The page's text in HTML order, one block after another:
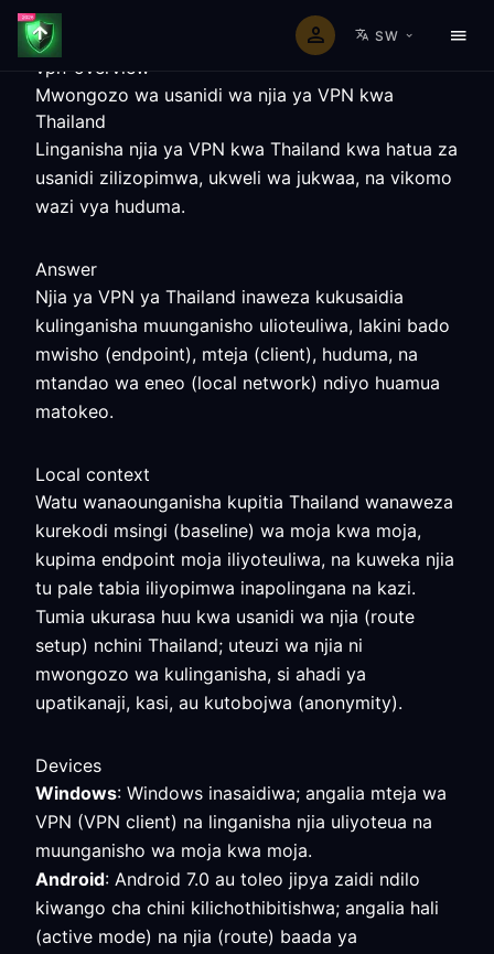
SW
vpn-overview
Mwongozo wa usanidi wa njia ya VPN kwa
Thailand
Linganisha njia ya VPN kwa Thailand kwa hatua za
usanidi zilizopimwa, ukweli wa jukwaa, na vikomo
wazi vya huduma.
Answer
Njia ya VPN ya Thailand inaweza kukusaidia
kulinganisha muunganisho ulioteuliwa, lakini bado
mwisho (endpoint), mteja (client), huduma, na
mtandao wa eneo (local network) ndiyo huamua
matokeo.
Local context
Watu wanaounganisha kupitia Thailand wanaweza
kurekodi msingi (baseline) wa moja kwa moja,
kupima endpoint moja iliyoteuliwa, na kuweka njia
tu pale tabia iliyopimwa inapolingana na kazi.
Tumia ukurasa huu kwa usanidi wa njia (route
setup) nchini Thailand; uteuzi wa njia ni
mwongozo wa kulinganisha, si ahadi ya
upatikanaji, kasi, au kutobojwa (anonymity).
Devices
Windows: Windows inasaidiwa; angalia mteja wa
VPN (VPN client) na linganisha njia uliyoteua na
muunganisho wa moja kwa moja.
Android: Android 7.0 au toleo jipya zaidi ndilo
kiwango cha chini kilichothibitishwa; angalia hali
(active mode) na njia (route) baada ya